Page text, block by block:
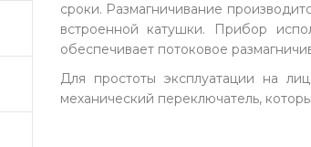
сроки. Размагничивание
встроенной катушки. Прибор
обеспечивает потоковое
Для простоты эксплуатации на
механический переключатель,